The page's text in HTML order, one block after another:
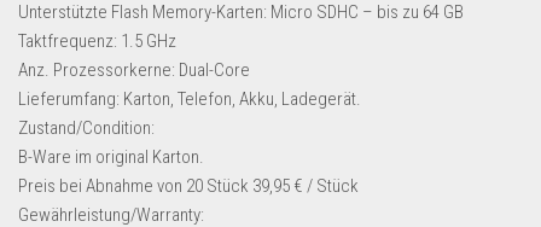
Aldi
Lidl
Kostenlos verkaufen
Anmelden
Kostenlos Registrieren
Unterstützte Flash Memory-Karten: Micro SDHC – bis zu 64 GB
Taktfrequenz: 1.5 GHz
Anz. Prozessorkerne: Dual-Core
Lieferumfang: Karton, Telefon, Akku, Ladegerät.
Zustand/Condition:
B-Ware im original Karton.
Preis bei Abnahme von 20 Stück 39,95 € / Stück
Gewährleistung/Warranty: